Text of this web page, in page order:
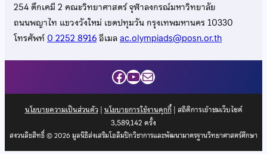
254 ตึกเคมี 2 คณะวิทยาศาสตร์ จุฬาลงกรณ์มหาวิทยาลัย
ถนนพญาไท แขวงวังใหม่ เขตปทุมวัน กรุงเทพมหานคร 10330
โทรศัพท์0 2252 8916อีเมลac.olympiads@posn.or.th
Facebook
YouTube
Mail
นโยบายความเป็นส่วนตัว| นโยบายการใช้งานคุกกี้| สถิติการเข้าชมเว็บไซต์
3,589,142 ครั้ง
สงวนลิขสิทธิ์ © 2026 มูลนิธิส่งเสริมโอลิมปิกวิชาการและพัฒนามาตรฐานวิทยาศาสตร์ศึกษา